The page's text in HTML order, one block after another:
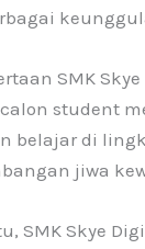
SMK
student
belajar di
jiwa
SMK Skye